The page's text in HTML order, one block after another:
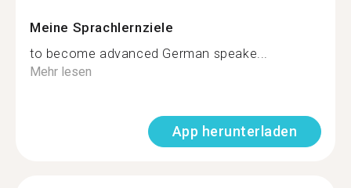
Meine Sprachlernziele
to become advanced German speake...
Mehr lesen
App herunterladen